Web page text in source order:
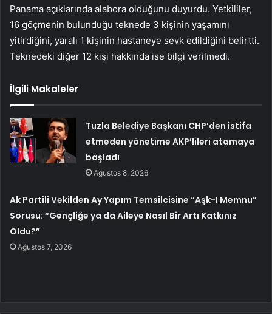
Panama açıklarında alabora olduğunu duyurdu. Yetkililer,
16 göçmenin bulunduğu teknede 3 kişinin yaşamını
yitirdiğini, yaralı 1 kişinin hastaneye sevk edildiğini belirtti.
Teknedeki diğer 12 kişi hakkında ise bilgi verilmedi.
İlgili Makaleler
Tuzla Belediye Başkanı CHP’den istifa
etmeden yönetime AKP’lileri atamaya
başladı
Ağustos 8, 2026
Ak Partili Vekilden Ay Yapım Temsilcisine “Aşk-I Memnu”
Sorusu: “Gençliğe ya da Aileye Nasıl Bir Artı Katkınız
Oldu?”
Ağustos 7, 2026